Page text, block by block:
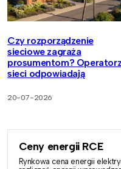
Czy rozporządzenie
sieciowe zagraża
prosumentom?
sieci odpowiadają
20-07-2026
Ceny energii RCE
Rynkowa cena energii